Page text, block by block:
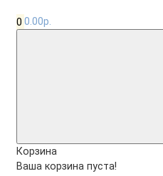
0 0.00р.
Корзина
Ваша корзина пуста!